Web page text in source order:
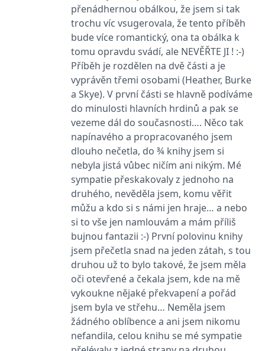
přenádhernou obálkou, že jsem si tak
trochu víc vsugerovala, že tento příběh
bude více romantický, ona ta obálka k
tomu opravdu svádí, ale NEVĚŘTE JI ! :-)
Příběh je rozdělen na dvě části a je
vyprávěn třemi osobami (Heather, Burke
a Skye). V první části se hlavně podíváme
do minulosti hlavních hrdinů a pak se
vezeme dál do současnosti…. Něco tak
napínavého a propracovaného jsem
dlouho nečetla, do ¾ knihy jsem si
nebyla jistá vůbec ničím ani nikým. Mé
sympatie přeskakovaly z jednoho na
druhého, nevěděla jsem, komu věřit
můžu a kdo si s námi jen hraje… a nebo
si to vše jen namlouvám a mám příliš
bujnou fantazii :-) První polovinu knihy
jsem přečetla snad na jeden zátah, s tou
druhou už to bylo takové, že jsem měla
oči otevřené a čekala jsem, kde na mě
vykoukne nějaké překvapení a pořád
jsem byla ve střehu… Neměla jsem
žádného oblíbence a ani jsem nikomu
nefandila, celou knihu se mé sympatie
Meta Platform
Inc.
.grada.cz
poskytování řady
reklamních produktů,
jako je nabízení cen v
reálném čase od
inzerentů třetích stran.
Microsoft
Corporation
.c.bing.com
1 rok
Toto je cookie první
strany společnosti
Microsoft MSN, které
zajišťuje správné
fungování této webové
Microsoft
Corporation
.c.clarity.ms
10 minut
Tento soubor cookie
provádí informace o
tom, jak koncový
uživatel používá web, a
jakoukoli reklamu,
kterou koncový uživatel
mohl vidět před
návštěvou uvedeného
webu.
Google LLC
.grada.cz
Zavřením
prohlížeče
Parametry UTM
používané pro reklamu /
sledování pomocí
Google Analytics
Microsoft
Corporation
.grada.cz
1 den
Tento soubor cookie
používá společnost Bing
k určení, jaké reklamy by
se měly zobrazovat a
které by mohly být
relevantní pro
koncového uživatele,
který si prohlíží web.
Microsoft
.clarity.ms
1 rok
Tento soubor cookie je v
Microsoftu široce
používán jako jedinečný
identifikátor uživatele.